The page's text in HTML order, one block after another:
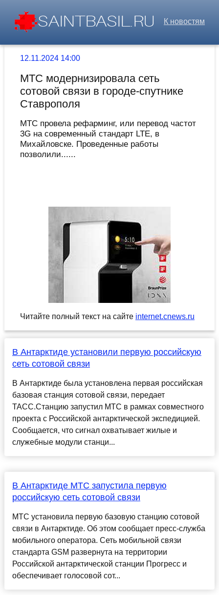
К новостям
12.11.2024 14:00
МТС модернизировала сеть
сотовой связи в городе-спутнике
Ставрополя
МТС провела рефарминг, или перевод частот
3G на современный стандарт LTE, в
Михайловске. Проведенные работы
позволили......
Читайте полный текст на сайте internet.cnews.ru
В Антарктиде установили первую российскую
сеть сотовой связи
В Антарктиде была установлена первая российская
базовая станция сотовой связи, передает
ТАСС.Станцию запустил МТС в рамках совместного
проекта с Российской антарктической экспедицией.
Сообщается, что сигнал охватывает жилые и
служебные модули станци...
В Антарктиде МТС запустила первую
российскую сеть сотовой связи
МТС установила первую базовую станцию сотовой
связи в Антарктиде. Об этом сообщает пресс-служба
мобильного оператора. Сеть мобильной связи
стандарта GSM развернута на территории
Российской антарктической станции Прогресс и
обеспечивает голосовой сот...